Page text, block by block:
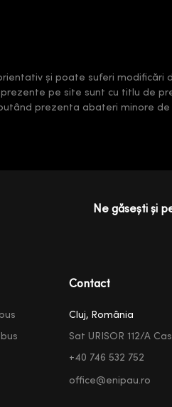
și poate suferi
pe site sunt cu titlu de
prezenta abateri minore
Ne găsești și
Contact
Cluj, România
Sat URISOR 112/A
+40 746 532 752
office@enipau.ro